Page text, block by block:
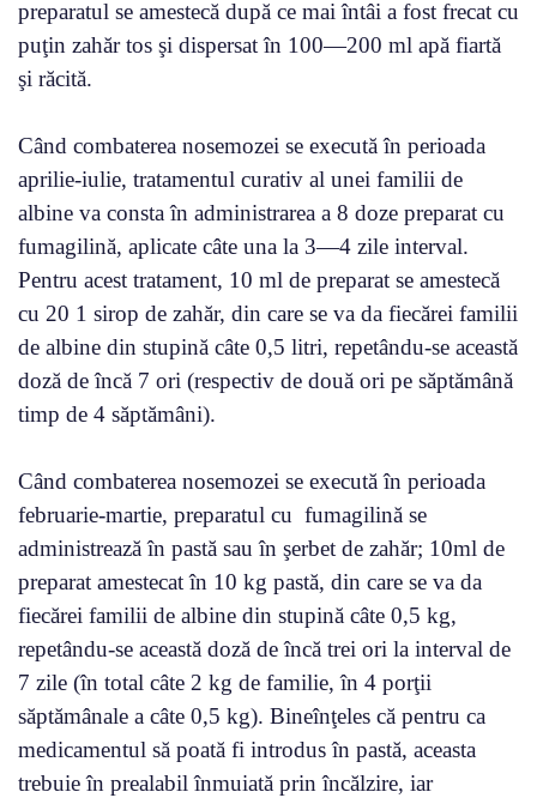
preparatul se amestecă după ce mai întâi a fost frecat cu
puţin zahăr tos şi dispersat în 100—200 ml apă fiartă
şi răcită.
Când combaterea nosemozei se execută în perioada
aprilie-iulie, tratamentul curativ al unei familii de
albine va consta în administrarea a 8 doze preparat cu
fumagilină, aplicate câte una la 3—4 zile interval.
Pentru acest tratament, 10 ml de preparat se amestecă
cu 20 1 sirop de zahăr, din care se va da fiecărei familii
de albine din stupină câte 0,5 litri, repetându-se această
doză de încă 7 ori (respectiv de două ori pe săptămână
timp de 4 săptămâni).
Când combaterea nosemozei se execută în perioada
februarie-martie, preparatul cu fumagilină se
administrează în pastă sau în şerbet de zahăr; 10ml de
preparat amestecat în 10 kg pastă, din care se va da
fiecărei familii de albine din stupină câte 0,5 kg,
repetându-se această doză de încă trei ori la interval de
7 zile (în total câte 2 kg de familie, în 4 porţii
săptămânale a câte 0,5 kg). Bineînţeles că pentru ca
medicamentul să poată fi introdus în pastă, aceasta
trebuie în prealabil înmuiată prin încălzire, iar